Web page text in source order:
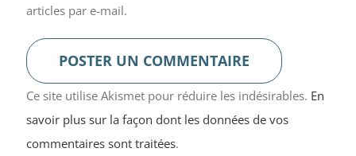
articles par e-mail.
Ce site utilise Akismet pour réduire les indésirables. En
savoir plus sur la façon dont les données de vos
commentaires sont traitées.